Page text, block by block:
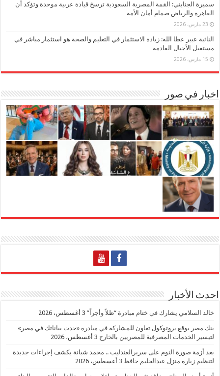
سميرة الجنايني: القمة المصرية السعودية ترسخ قيادة عربية موحدة وتؤكد أن
القاهرة والرياض صمام أمان الأمة
23 مارس، 2026
النائبة عبير عطا الله: زيادة الاستثمار في التعليم والصحة هو استثمار مباشر في
مستقبل الأجيال القادمة
15 مارس، 2026
اخبار في صور
احدث الأخبار
خالد السلامي يشارك في ختام مبادرة “ظلاً وأجراً” 3 أغسطس، 2026
بنك مصر يوقع بروتوكول تعاون للمشاركة في مبادرة «حدث بياناتك في مصر»
لتيسير الخدمات المصرفية للمصريين بالخارج 3 أغسطس، 2026
بعد أزمة صورة النوم على سريرالعندليب .. محمد شبانة يكشف إجراءات جديدة
لتنظيم زيارة منزل عبدالحليم حافظ 3 أغسطس، 2026